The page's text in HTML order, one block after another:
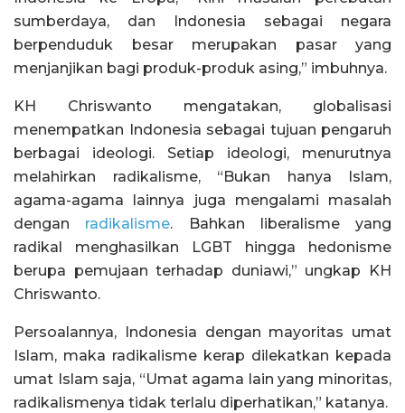
sumberdaya, dan Indonesia sebagai negara
berpenduduk besar merupakan pasar yang
menjanjikan bagi produk-produk asing,” imbuhnya.
KH Chriswanto mengatakan, globalisasi
menempatkan Indonesia sebagai tujuan pengaruh
berbagai ideologi. Setiap ideologi, menurutnya
melahirkan radikalisme, “Bukan hanya Islam,
agama-agama lainnya juga mengalami masalah
dengan radikalisme. Bahkan liberalisme yang
radikal menghasilkan LGBT hingga hedonisme
berupa pemujaan terhadap duniawi,” ungkap KH
Chriswanto.
Persoalannya, Indonesia dengan mayoritas umat
Islam, maka radikalisme kerap dilekatkan kepada
umat Islam saja, “Umat agama lain yang minoritas,
radikalismenya tidak terlalu diperhatikan,” katanya.